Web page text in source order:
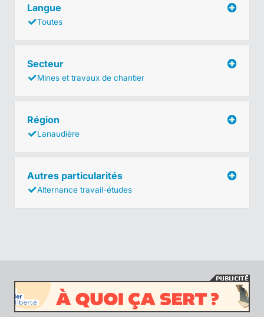
Langue
Toutes
Secteur
Mines et travaux de chantier
Région
Lanaudière
Autres particularités
Alternance travail-études